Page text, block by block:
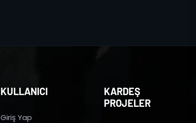
KULLANICI
Giriş Yap
KARDEŞ
PROJELER